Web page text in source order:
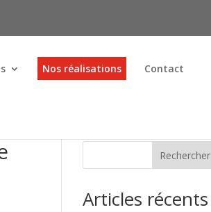
Nos réalisations Contact
Rechercher
Articles récents